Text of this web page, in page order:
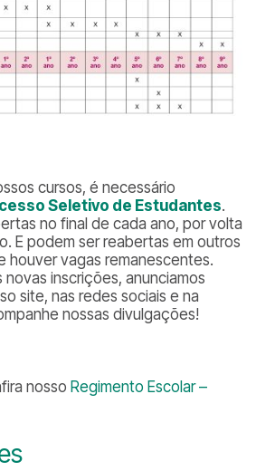
cursos, é necessário
Seletivo de Estudantes.
no final de cada ano, por volta
E podem ser reabertas em outros
houver vagas remanescentes.
novas inscrições, anunciamos
site, nas redes sociais e na
nossas divulgações!
nosso Regimento Escolar –